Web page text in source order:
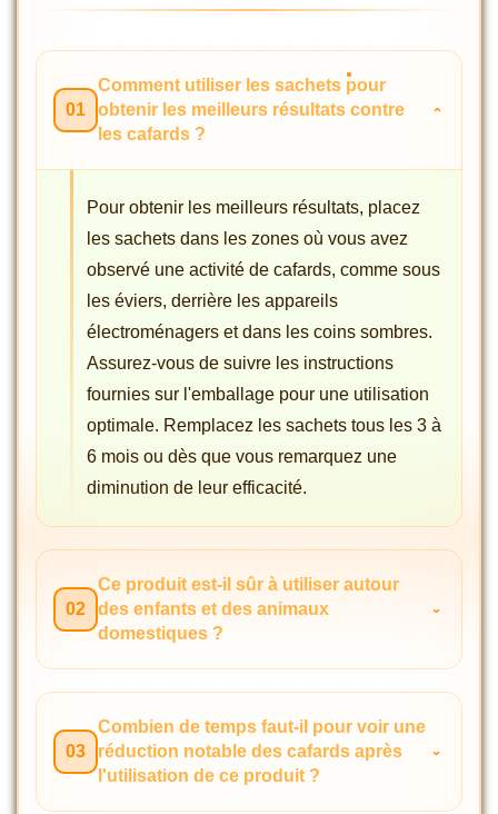
01
Comment utiliser les sachets pour
obtenir les meilleurs résultats contre
les cafards ?
Pour obtenir les meilleurs résultats, placez
les sachets dans les zones où vous avez
observé une activité de cafards, comme sous
les éviers, derrière les appareils
électroménagers et dans les coins sombres.
Assurez-vous de suivre les instructions
fournies sur l'emballage pour une utilisation
optimale. Remplacez les sachets tous les 3 à
6 mois ou dès que vous remarquez une
diminution de leur efficacité.
02
Ce produit est-il sûr à utiliser autour
des enfants et des animaux
domestiques ?
03
Combien de temps faut-il pour voir une
réduction notable des cafards après
l'utilisation de ce produit ?